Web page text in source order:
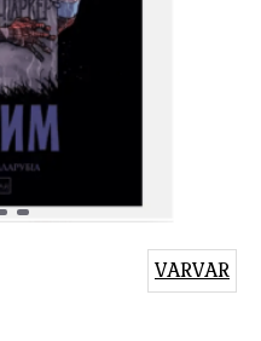
VARVAR